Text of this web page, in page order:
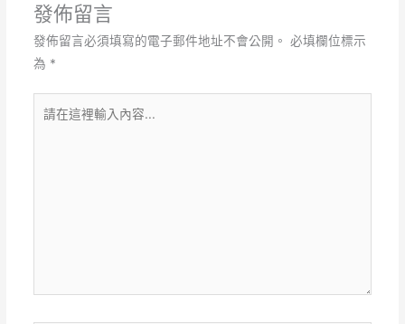
發佈留言
發佈留言必須填寫的電子郵件地址不會公開。 必填欄位標示
為 *